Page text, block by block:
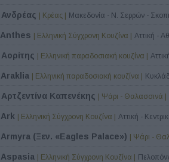
Ανδρέας | Κρέας | Μακεδονία - Ν. Σερρών -
Anthes | Ελληνική Σύγχρονη Κουζίνα | Αττική -
Αορίτης | Ελληνική παραδοσιακή κουζίνα |
Araklia | Ελληνική παραδοσιακή κουζίνα |
Αρτζεντίνα Καπενέκης | Ψάρι - Θαλασσινά |
Ark | Ελληνική Σύγχρονη Κουζίνα | Αττική -
Armyra (Ξεν. «Eagles Palace») | Ψάρι -
Aspasia | Ελληνική Σύγχρονη Κουζίνα |